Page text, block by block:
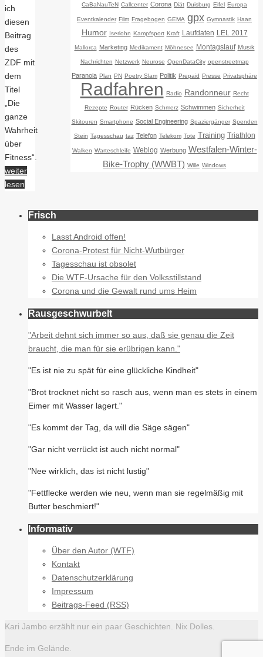
ich
diesen
Beitrag
des
ZDF mit
dem
Titel
„Die
ganze
Wahrheit
über
Fitness“.
weiter
lesen
CaBaNauTeN Callcenter Corona Diät Duisburg Eifel Europa
Eventkalender Film Fragebogen GEMA gpx Gymnastik Haan
Humor Iserlohn Kampfsport Kraft Laufdaten LEL 2017
Mallorca Marketing Medikament Möhnesee Montagslauf Musik
Nachrichten Netzwerk Neurose OpenDataCity openstreetmap
Paranoia Plan PN Poetry Slam Politik Prepaid Presse Privatsphäre
Radfahren Radio Randonneur Recht
Rezepte Router Rücken Schmerz Schwimmen Sicherheit
Skitouren Smartphone Social Engineering Spaziergänger Spenden
Stein Tagesschau taz Telefon Telekom Tote Training Triathlon
Walken Warteschleife Weblog Werbung Westfalen-Winter-
Bike-Trophy (WWBT) Wille Windows
Frisch
Lasst Android offen!
Corona-Protest für Nicht-Wutbürger
Tagesschau ist obsolet
Die WTF-Ursache für den Volksstillstand
Corona und die Gewalt rund ums Heim
Rausgeschwurbelt
"Arbeit dehnt sich immer so aus, daß sie genau die Zeit
braucht, die man für sie erübrigen kann."
"Es ist nie zu spät für eine glückliche Kindheit"
"Brot trocknet nicht so rasch aus, wenn man es stets in einem
Eimer mit Wasser lagert."
"Es kommt der Tag, da will die Säge sägen"
"Gar nicht verrückt ist auch nicht normal"
"Nee wirklich, das ist nicht lustig"
"Fettflecke werden wie neu, wenn man sie regelmäßig mit
Butter beschmiert!"
Informativ
Über den Autor (WTF)
Kontakt
Datenschutzerklärung
Impressum
Beitrags-Feed (RSS)
Kari Jambo erzählt nur ein paar Geschichten. Nix Dolles.
Ende im Gelände.